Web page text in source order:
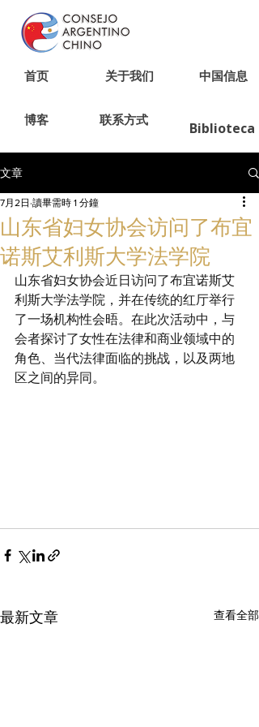
首页 关于我们 中国信息
博客 联系方式 Biblioteca
文章
山东省妇女协会访问了布宜
诺斯艾利斯大学法学院
7月2日 讀畢需時 1 分鐘
山东省妇女协会近日访问了布宜诺斯艾
利斯大学法学院，并在传统的红厅举行
了一场机构性会晤。在此次活动中，与
会者探讨了女性在法律和商业领域中的
角色、当代法律面临的挑战，以及两地
区之间的异同。
最新文章 查看全部